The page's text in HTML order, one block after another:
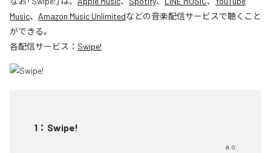
Music、 Amazon Music Unlimitedなどの音楽配信サービスで聴くこと
ができる。
各配信サービス： Swipe!
1 ： Swipe!
a.o.